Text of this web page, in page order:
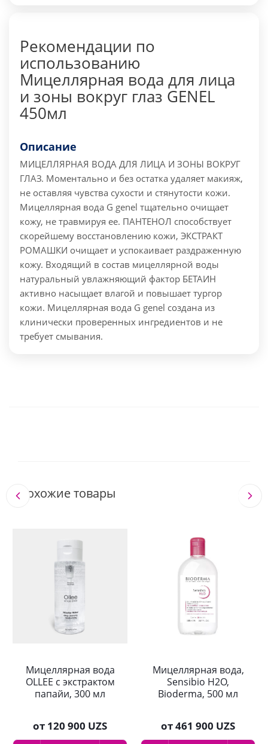
Рекомендации по
использованию
Мицеллярная вода для лица
и зоны вокруг глаз GENEL
450мл
Описание
МИЦЕЛЛЯРНАЯ ВОДА ДЛЯ ЛИЦА И ЗОНЫ ВОКРУГ
ГЛАЗ. Моментально и без остатка удаляет макияж,
не оставляя чувства сухости и стянутости кожи.
Мицеллярная вода G genel тщательно очищает
кожу, не травмируя ее. ПАНТЕНОЛ способствует
скорейшему восстановлению кожи, ЭКСТРАКТ
РОМАШКИ очищает и успокаивает раздраженную
кожу. Входящий в состав мицеллярной воды
натуральный увлажняющий фактор БЕТАИН
активно насыщает влагой и повышает тургор
кожи. Мицеллярная вода G genel создана из
клинически проверенных ингредиентов и не
требует смывания.
Похожие товары
Мицеллярная вода
OLLEE с экстрактом
папайи, 300 мл
от 120 900 UZS
Мицеллярная вода,
Sensibio H2O,
Bioderma, 500 мл
от461 900 UZS